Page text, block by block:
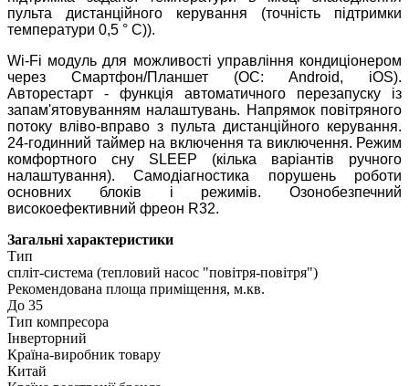
пульта дистанційного керування (точність підтримки
температури 0,5 ° С)).
Wi-Fi модуль для можливості управління кондиціонером
через Смартфон/Планшет (ОС: Android, iOS).
Авторестарт - функція автоматичного перезапуску із
запам'ятовуванням налаштувань. Напрямок повітряного
потоку вліво-вправо з пульта дистанційного керування.
24-годинний таймер на включення та виключення. Режим
комфортного сну SLЕЕР (кілька варіантів ручного
налаштування). Самодіагностика порушень роботи
основних блоків і режимів. Озонобезпечний
високоефективний фреон R32.
Загальні характеристики
Тип
спліт-система (тепловий насос "повітря-повітря")
Рекомендована площа приміщення, м.кв.
До 35
Тип компресора
Інверторний
Країна-виробник товару
Китай